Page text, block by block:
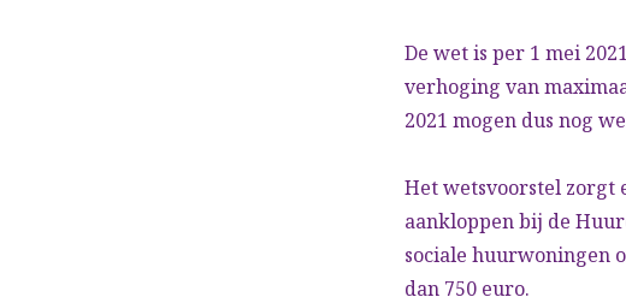
De wet is per 1 mei
verhoging van
2021 mogen dus nog
Het wetsvoorstel zorgt
aankloppen bij de
sociale huurwoningen
dan 750 euro.